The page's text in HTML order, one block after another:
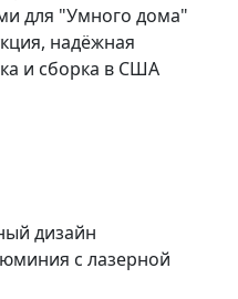
для "Умного дома"
надёжная
и сборка в США
дизайн
с лазерной